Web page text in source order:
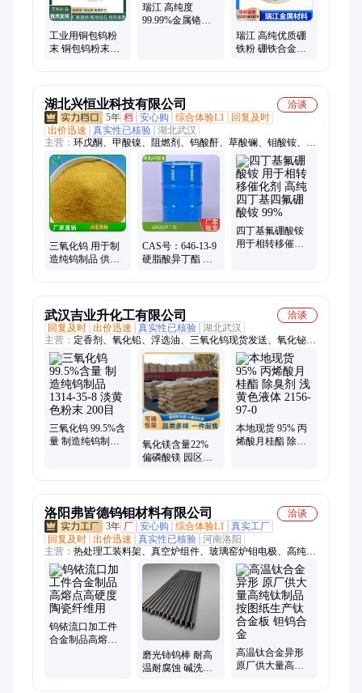
工业用铜包钨粉
末 铜包钨粉末制
瑞江 高纯度
99.99%金属铬粉
瑞江 高纯优质硼
铁粉 硼铁合金粉
湖北兴恒业科技有限公司
洽谈
5年 档 安心购 综合体验L1
回复及时
出价迅速
真实性已核验 湖北武汉
主营： 环戊酮、甲酸镍、阻燃剂、钨酸酐、草酸镧、钼酸铵、催
化剂、钒酸铋、溴氨酸、硝酸锆、碳酸镧、白僵菌、磷酸铁、氟
化镧、视黄醇、叔丁醇、杀螨剂、杀虫剂、醋酸钬、抗粘剂、氟
化镥、肟菌酯、氢化钠、氯铂酸、氟化镁
三氧化钨 用于制
造纯钨制品 供应
CAS号：646-13-9
硬脂酸异丁酯 十
四丁基氟硼酸铵
用于相转移催化
武汉吉业升化工有限公司
洽谈
回复及时 出价迅速 真实性已核验 湖北武汉
主营： 定香剂、氧化铅、浮选油、三氧化钨现货发送、氧化铋、
氟化铝、氟化镁、洗涤剂、异丙醇、漂粉精、漂白粉、白僵菌、
乙酸钡、氟化钙、水杨酸、松醇油、碳酸钡、醋酸钡、95福美
钠、苯丙乳液、三乙二醇、鱼虾养殖、单乙醇胺、三乙醇胺、氯
偏乳液、快干水泥
三氧化钨 99.5%含
量 制造纯钨制品
氧化镁含量22%
偏磷酸镁 园区直
本地现货 95% 丙
烯酸月桂酯 除臭
洛阳弗皆德钨钼材料有限公司
洽谈
3年 厂 安心购 综合体验L1
真实工厂
回复及时 出价迅速 真实性已核验 河南洛阳
主营： 热处理工装料架、真空炉组件、玻璃窑炉钼电极、高纯钨
钼、钨镍铁 钨镍铜、钨钼锆钛坩埚、钨钼电极棒、钨钼流口、
钨钼钽铌锆钛各类加工件、钨丝钼丝、钨网发热体、镧钨合金、
钼顶头、钼加热带隔热屏、热电偶保护管、TZM合金、钼加热
丝、钼镧合金管
钨铱流口加工件
合金制品高熔点
磨光铈钨棒 耐高
温耐腐蚀 碱洗钨
高温钛合金异形
原厂供大量高纯